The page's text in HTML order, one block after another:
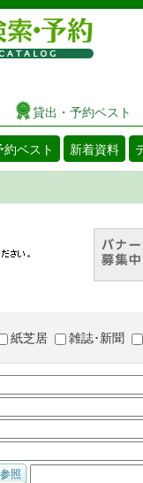
図書
貸出・予約ベスト
ベスト 新着資料
できます。 広
紙芝居 雑誌･新聞